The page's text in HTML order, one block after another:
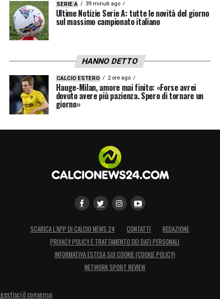
SERIE A 39 minuti ago
Ultime Notizie Serie A: tutte le novità del giorno
sul massimo campionato italiano
HANNO DETTO
CALCIO ESTERO 2 ore ago
Hauge-Milan, amore mai finito: «Forse avrei
dovuto avere più pazienza. Spero di tornare un
giorno»
SCARICA L’APP DI CALCIO NEWS 24 CONTATTI
REDAZIONE
PRIVACY POLICY E TRATTAMENTO DEI DATI PERSONALI
INFORMATIVA ESTESA SUI COOKIE (COOKIE POLICY)
NETWORK SPORT REVIEW
gestisci il consenso